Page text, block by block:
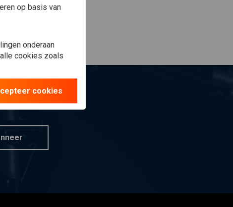
op basis van
onderaan
cookies zoals
cookies